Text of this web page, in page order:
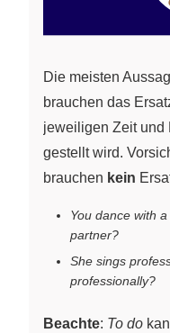
Die meisten
brauchen das
jeweiligen Zeit und
gestellt wird.
brauchen kein
You dance with a
partner?
She sings
professionally?
Beachte: To do